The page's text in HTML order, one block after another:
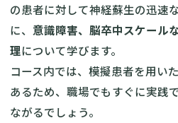
の患者に対して神経蘇生の迅速
に、 意識障害、脳卒中スケール
理について学びます。
コース内では、模擬患者を用い
あるため、職場でもすぐに実践
ながるでしょう。